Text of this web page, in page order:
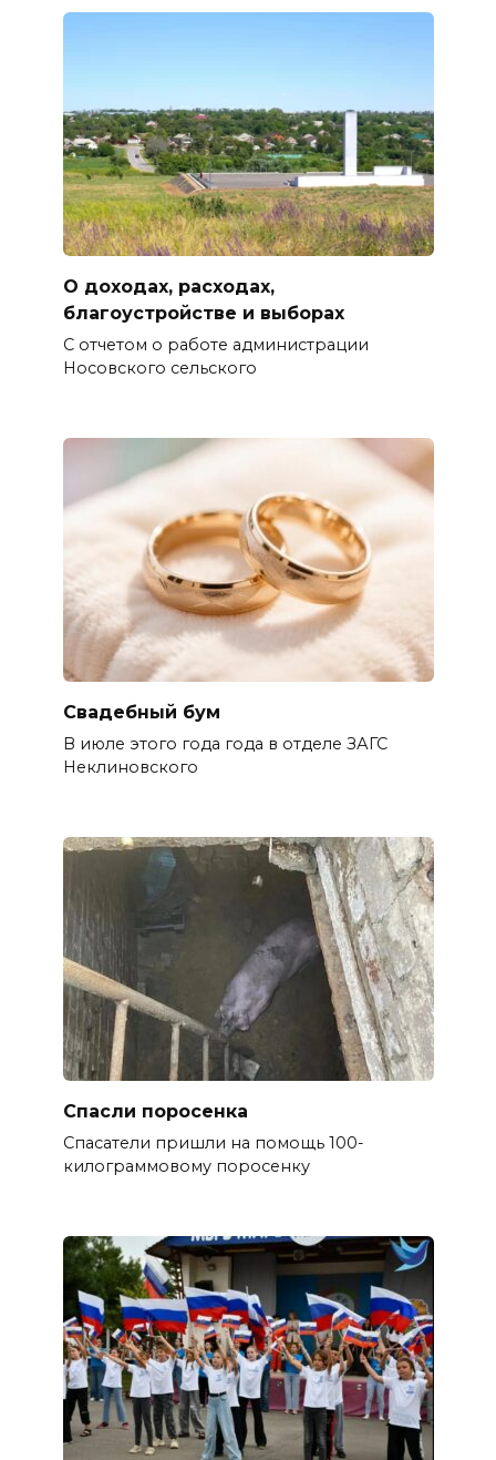
О доходах, расходах,
благоустройстве и выборах
С отчетом о работе администрации
Носовского сельского
Свадебный бум
В июле этого года года в отделе ЗАГС
Неклиновского
Спасли поросенка
Спасатели пришли на помощь 100-
килограммовому поросенку